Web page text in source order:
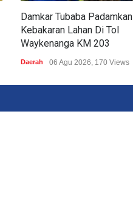
Damkar Tubaba Padamkan
Kebakaran Lahan Di Tol
Waykenanga KM 203
Daerah 06 Agu 2026, 170 Views